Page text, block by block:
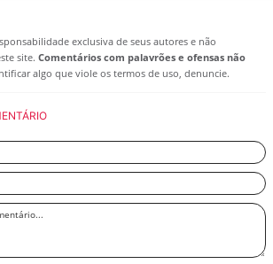
exclusiva de seus autores e não
site. Comentários com palavrões e ofensas não
algo que viole os termos de uso, denuncie.